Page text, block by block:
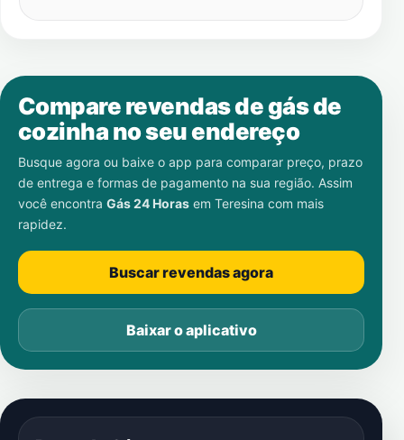
Compare revendas de gás de
cozinha no seu endereço
Busque agora ou baixe o app para comparar preço, prazo
de entrega e formas de pagamento na sua região. Assim
você encontra Gás 24 Horas em Teresina com mais
rapidez.
Buscar revendas agora
Baixar o aplicativo